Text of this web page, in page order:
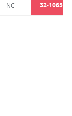
NC 32-1065-